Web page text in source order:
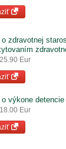
o zdravotnej
Eur
o výkone
Eur